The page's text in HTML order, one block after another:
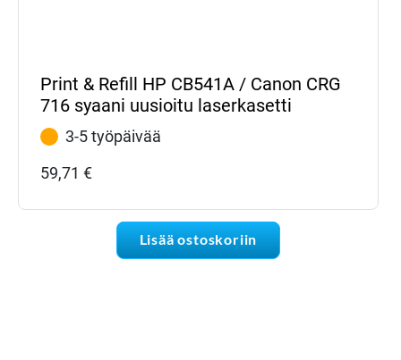
Print & Refill HP CB541A / Canon CRG
716 syaani uusioitu laserkasetti
3-5 työpäivää
59,71 €
Lisää ostoskoriin